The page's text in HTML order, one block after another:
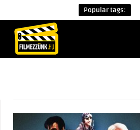
Popular tags: